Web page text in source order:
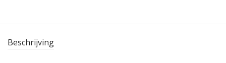
Beschrijving